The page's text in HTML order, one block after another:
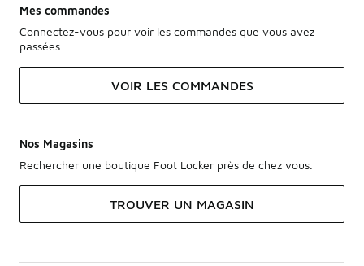
Mes commandes
Connectez-vous pour voir les commandes que vous avez
passées.
VOIR LES COMMANDES
Nos Magasins
Rechercher une boutique Foot Locker près de chez vous.
TROUVER UN MAGASIN